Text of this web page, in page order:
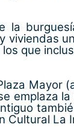
que
Mayor
emplaza
Cultural La